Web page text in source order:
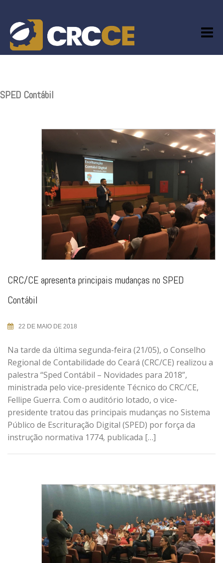
content
SPED Contábil
CRC/CE apresenta principais mudanças no SPED
Contábil
22 DE MAIO DE 2018
Na tarde da última segunda-feira (21/05), o Conselho
Regional de Contabilidade do Ceará (CRC/CE) realizou a
palestra “Sped Contábil – Novidades para 2018”,
ministrada pelo vice-presidente Técnico do CRC/CE,
Fellipe Guerra. Com o auditório lotado, o vice-
presidente tratou das principais mudanças no Sistema
Público de Escrituração Digital (SPED) por força da
instrução normativa 1774, publicada […]